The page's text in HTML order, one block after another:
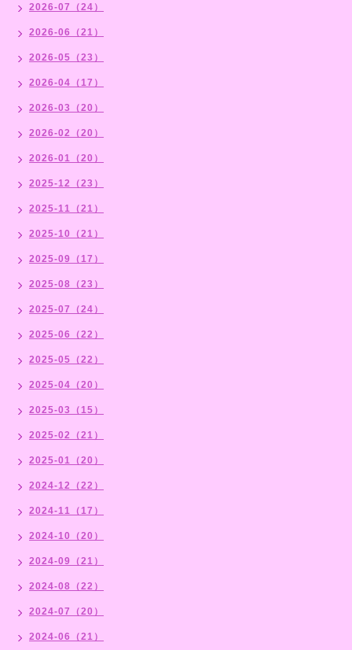
2026-07（24）
2026-06（21）
2026-05（23）
2026-04（17）
2026-03（20）
2026-02（20）
2026-01（20）
2025-12（23）
2025-11（21）
2025-10（21）
2025-09（17）
2025-08（23）
2025-07（24）
2025-06（22）
2025-05（22）
2025-04（20）
2025-03（15）
2025-02（21）
2025-01（20）
2024-12（22）
2024-11（17）
2024-10（20）
2024-09（21）
2024-08（22）
2024-07（20）
2024-06（21）